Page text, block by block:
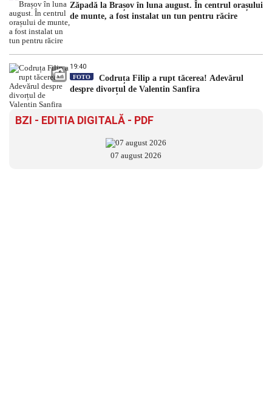
Zăpadă la Brașov în luna august. În centrul orașului
de munte, a fost instalat un tun pentru răcire
19:40
FOTO
Codruța Filip a rupt tăcerea! Adevărul
despre divorțul de Valentin Sanfira
BZI - EDITIA DIGITALĂ - PDF
07 august 2026